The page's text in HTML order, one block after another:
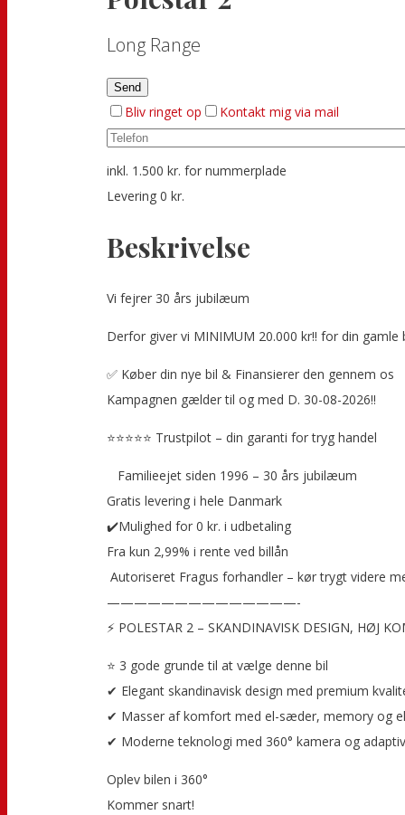
Long Range
Bliv ringet op Kontakt mig via mail
inkl. 1.500 kr. for nummerplade
Levering 0 kr.
Beskrivelse
Vi fejrer 30 års jubilæum
Derfor giver vi MINIMUM 20.000 kr!! for din gamle
✅ Køber din nye bil & Finansierer den gennem os
Kampagnen gælder til og med D. 30-08-2026!!
⭐⭐⭐⭐⭐ Trustpilot – din garanti for tryg handel
‍ ‍ ‍ Familieejet siden 1996 – 30 års jubilæum
Gratis levering i hele Danmark
✔️Mulighed for 0 kr. i udbetaling
Fra kun 2,99% i rente ved billån
Autoriseret Fragus forhandler – kør trygt videre
——————————————-
⚡ POLESTAR 2 – SKANDINAVISK DESIGN, HØJ
⭐ 3 gode grunde til at vælge denne bil
✔ Elegant skandinavisk design med premium
✔ Masser af komfort med el-sæder, memory og
✔ Moderne teknologi med 360° kamera og
Oplev bilen i 360°
Kommer snart!